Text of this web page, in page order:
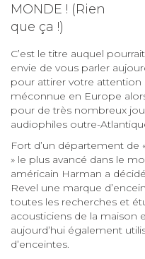
MONDE ! (Rien
que ça !)
C’est le titre auquel
envie de vous parler
pour attirer votre
méconnue en Europe
pour de très nombreux
audiophiles outre-
Fort d’un département
» le plus avancé dans le
américain Harman a
Revel une marque
toutes les recherches et
acousticiens de la maison
aujourd’hui également
d’enceintes.